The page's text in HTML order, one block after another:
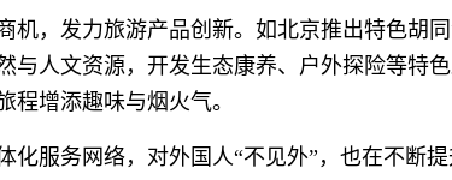
机，发力旅游产品创新。如北京推出特色胡
与人文资源，开发生态康养、户外探险等特
程增添趣味与烟火气。
化服务网络，对外国人“不见外”，也在不断提